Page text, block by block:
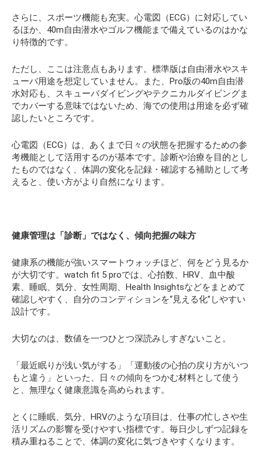
さらに、スポーツ機能も充実。心電図（ECG）に対応してい
るほか、40m自由潜水やゴルフ機能まで備えているのはかな
り特徴的です。
ただし、ここは注意点もあります。標準版は自由潜水やスキ
ューバ用途を想定していません。また、Pro版の40m自由潜
水対応も、スキューバダイビングやテクニカルダイビングま
でカバーする意味ではないため、海での使用は用途を必ず確
認したいところです。
心電図（ECG）は、あくまで日々の状態を把握するための参
考機能として活用するのが基本です。診断や治療を目的とし
たものではなく、体調の変化を記録・確認する補助として考
えると、使い方がより自然になります。
健康管理は「診断」ではなく、傾向把握の味方
健康系の機能が強いスマートウォッチほど、何をどう見るか
が大切です。watch fit 5 proでは、心拍数、HRV、血中酸
素、睡眠、気分、女性周期、Health Insightsなどをまとめて
確認しやすく、自分のコンディションを“見える化”しやすい
設計です。
大切なのは、数値を一つひとつ深読みしすぎないこと。
「最近眠りが浅い気がする」「運動後の心拍の戻り方がいつ
もと違う」といった、日々の傾向をつかむ材料として使う
と、無理なく健康意識を高められます。
とくに睡眠、気分、HRVのような項目は、仕事の忙しさや生
活リズムの影響を受けやすい指標です。毎日少しずつ記録を
積み重ねることで、体調の変化に気づきやすくなります。